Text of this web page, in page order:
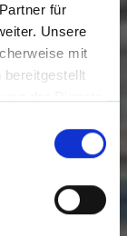
für
Unsere
mit
bereitgestellt